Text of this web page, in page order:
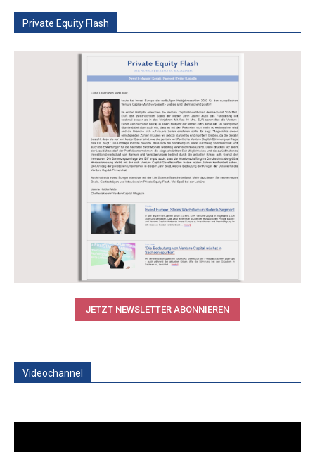
Private Equity Flash
JETZT NEWSLETTER ABONNIEREN
Videochannel